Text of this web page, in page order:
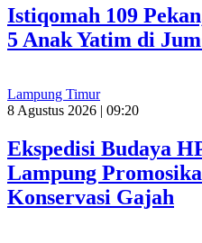
Istiqomah 109
5 Anak Yatim di
Lampung Timur
8 Agustus 2026 | 09:20
Ekspedisi Budaya
Lampung
Konservasi Gajah